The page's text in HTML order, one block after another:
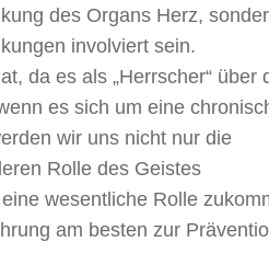
des Organs Herz,
involviert sein.
da es als „Herrscher“ über
es sich um eine
wir uns nicht nur die
Rolle des Geistes
wesentliche Rolle
am besten zur